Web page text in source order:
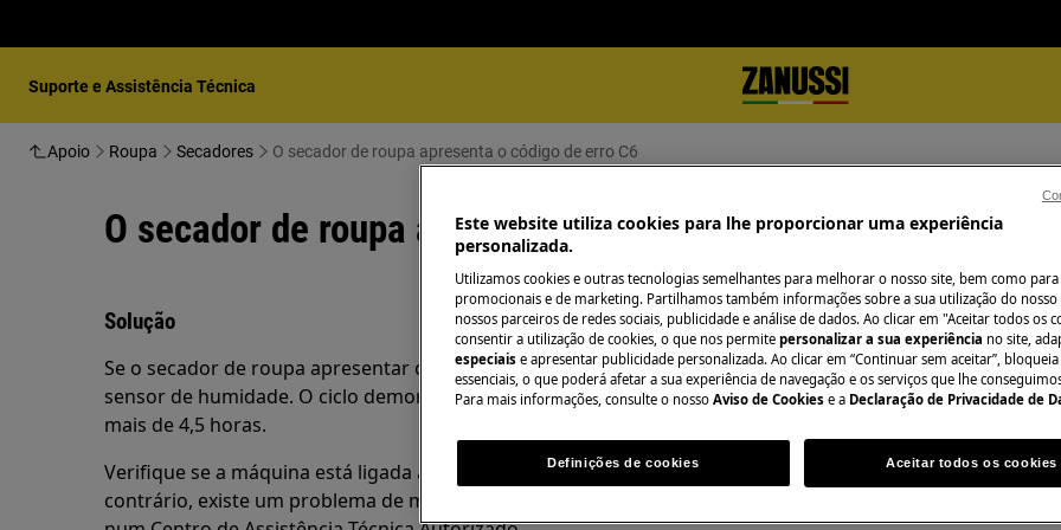
Suporte e Assistência Técnica
Apoio Roupa Secadores O secador de roupa apresenta o código de erro C6
O secador de roupa apresenta o código de erro C6
Solução
Se o secador de roupa apresentar o código de erro C6, existe um problema no
sensor de humidade. O ciclo demora mais tempo do que seria normal, ou seja,
mais de 4,5 horas.
Verifique se a máquina está ligada a uma tomada elétrica com ligação à terra. Caso
contrário, existe um problema de medição da humidade que poderá ser resolvido
Precisa de
Não se
assistência
Marcar serviço
Este website utiliza cookies para lhe proporcionar uma experiência
personalizada.
Utilizamos cookies e outras tecnologias semelhantes para melhorar o nosso site, bem como
promocionais e de marketing. Partilhamos também informações sobre a sua utilização do nosso
nossos parceiros de redes sociais, publicidade e análise de dados. Ao clicar em "Aceitar todos os
consentir a utilização de cookies, o que nos permite personalizar a sua experiência no site,
especiais e apresentar publicidade personalizada. Ao clicar em “Continuar sem aceitar”,
essenciais, o que poderá afetar a sua experiência de navegação e os serviços que lhe
Para mais informações, consulte o nosso Aviso de Cookies e a Declaração de Privacidade de
Definições de cookies Aceitar todos os cookies